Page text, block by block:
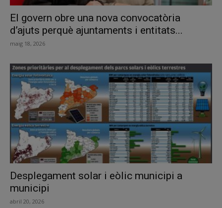
El govern obre una nova convocatòria
d’ajuts perquè ajuntaments i entitats...
maig 18, 2026
Desplegament solar i eòlic municipi a
municipi
abril 20, 2026